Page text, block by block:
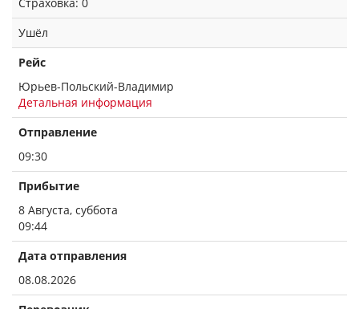
Ушёл
Рейс
Юрьев-Польский-Владимир
Детальная информация
Отправление
09:30
Прибытие
8 Августа, суббота
09:44
Дата отправления
08.08.2026